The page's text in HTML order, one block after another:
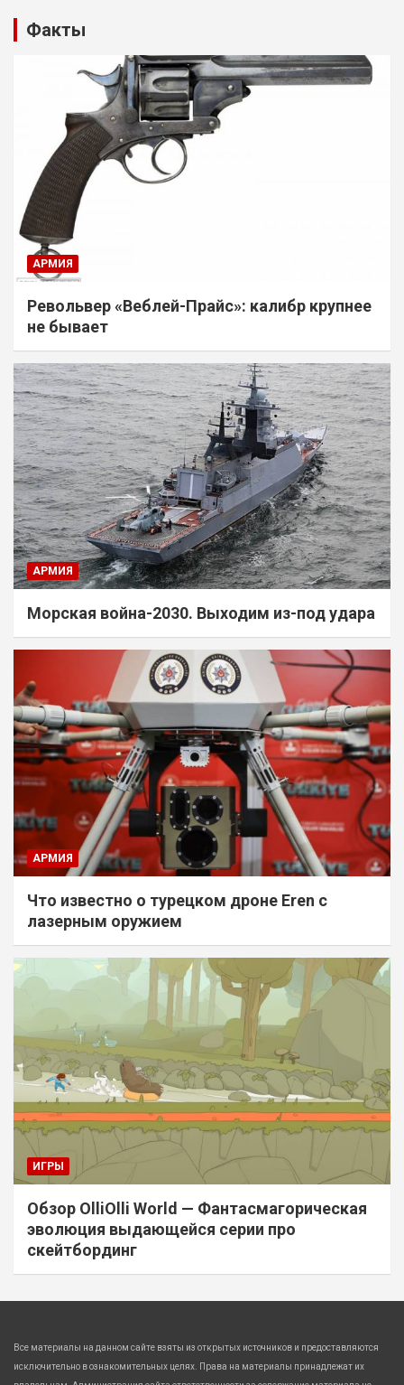
Факты
АРМИЯ
Револьвер «Веблей-Прайс»: калибр крупнее
не бывает
АРМИЯ
Морская война-2030. Выходим из-под удара
АРМИЯ
Что известно о турецком дроне Eren с
лазерным оружием
ИГРЫ
Обзор OlliOlli World — Фантасмагорическая
эволюция выдающейся серии про
скейтбординг
Все материалы на данном сайте взяты из открытых источников и предоставляются
исключительно в ознакомительных целях. Права на материалы принадлежат их